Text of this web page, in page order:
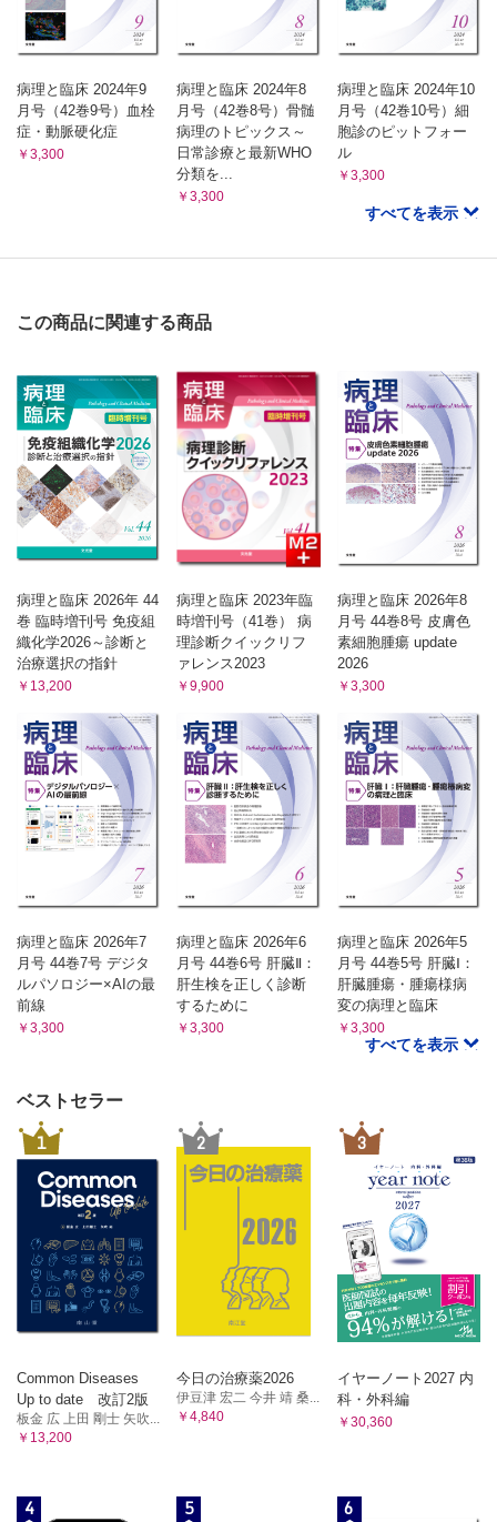
病理と臨床 2024年9
月号（42巻9号）血栓
症・動脈硬化症
￥3,300
病理と臨床 2024年8
月号（42巻8号）骨髄
病理のトピックス～
日常診療と最新WHO
分類を...
￥3,300
病理と臨床 2024年10
月号（42巻10号）細
胞診のピットフォー
ル
￥3,300
すべてを表示
この商品に関連する商品
病理と臨床 2026年 44
巻 臨時増刊号 免疫組
織化学2026～診断と
治療選択の指針
￥13,200
病理と臨床 2023年臨
時増刊号（41巻） 病
理診断クイックリフ
ァレンス2023
￥9,900
病理と臨床 2026年8
月号 44巻8号 皮膚色
素細胞腫瘍 update
2026
￥3,300
病理と臨床 2026年7
月号 44巻7号 デジタ
ルパソロジー×AIの最
前線
￥3,300
病理と臨床 2026年6
月号 44巻6号 肝臓Ⅱ：
肝生検を正しく診断
するために
￥3,300
病理と臨床 2026年5
月号 44巻5号 肝臓Ⅰ：
肝臓腫瘍・腫瘍様病
変の病理と臨床
￥3,300
すべてを表示
ベストセラー
1
Common Diseases
Up to date 改訂2版
板金 広 上田 剛士 矢吹...
￥13,200
2
今日の治療薬2026
伊豆津 宏二 今井 靖 桑...
￥4,840
3
イヤーノート2027 内
科・外科編
￥30,360
4 5 6